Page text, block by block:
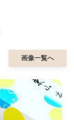
画像一覧へ